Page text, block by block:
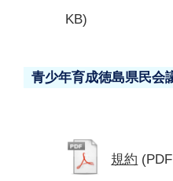
KB)
青少年育成徳島県民会
規約